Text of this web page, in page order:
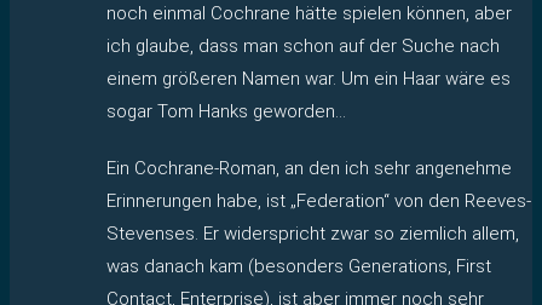
noch einmal Cochrane hätte spielen können, aber
ich glaube, dass man schon auf der Suche nach
einem größeren Namen war. Um ein Haar wäre es
sogar Tom Hanks geworden…
Ein Cochrane-Roman, an den ich sehr angenehme
Erinnerungen habe, ist „Federation“ von den Reeves-
Stevenses. Er widerspricht zwar so ziemlich allem,
was danach kam (besonders Generations, First
Contact, Enterprise), ist aber immer noch sehr